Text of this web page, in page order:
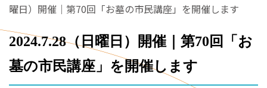
曜日）開催｜第70回「お墓の市民講座」を開催します
2024.7.28（日曜日）開催｜第70回「お
墓の市民講座」を開催します